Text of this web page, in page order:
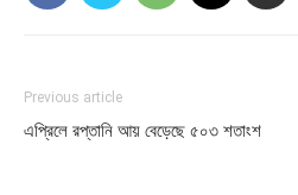
Previous article
এপ্রিলে রপ্তানি আয় বেড়েছে ৫০৩ শতাংশ